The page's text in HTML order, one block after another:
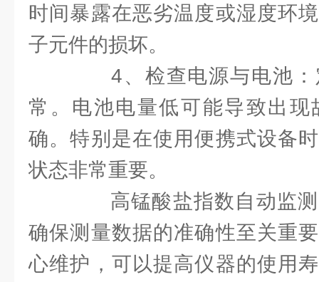
时间暴露在恶劣温度或湿度环
子元件的损坏。
4、检查电源与电池：
常。电池电量低可能导致出
确。特别是在使用便携式设备
状态非常重要。
高锰酸盐指数自动监测
确保测量数据的准确性至关重
心维护，可以提高仪器的使用